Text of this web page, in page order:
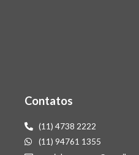
Contatos
(11) 4738 2222
(11) 94761 1355